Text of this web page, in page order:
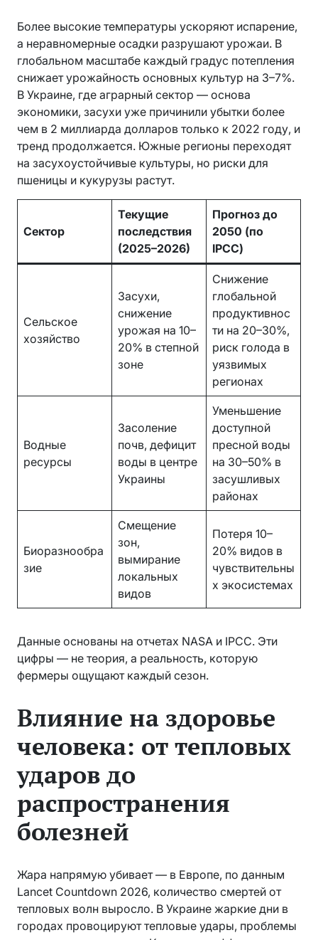
Более высокие температуры ускоряют испарение,
а неравномерные осадки разрушают урожаи. В
глобальном масштабе каждый градус потепления
снижает урожайность основных культур на 3–7%.
В Украине, где аграрный сектор — основа
экономики, засухи уже причинили убытки более
чем в 2 миллиарда долларов только к 2022 году, и
тренд продолжается. Южные регионы переходят
на засухоустойчивые культуры, но риски для
пшеницы и кукурузы растут.
Сектор
Текущие
последствия
(2025–2026)
Прогноз до
2050 (по
IPCC)
Сельское
хозяйство
Засухи,
снижение
урожая на 10–
20% в степной
зоне
Снижение
глобальной
продуктивнос
ти на 20–30%,
риск голода в
уязвимых
регионах
Водные
ресурсы
Засоление
почв, дефицит
воды в центре
Украины
Уменьшение
доступной
пресной воды
на 30–50% в
засушливых
районах
Биоразнообра
зие
Смещение
зон,
вымирание
локальных
видов
Потеря 10–
20% видов в
чувствительны
х экосистемах
Данные основаны на отчетах NASA и IPCC. Эти
цифры — не теория, а реальность, которую
фермеры ощущают каждый сезон.
Влияние на здоровье
человека: от тепловых
ударов до
распространения
болезней
Жара напрямую убивает — в Европе, по данным
Lancet Countdown 2026, количество смертей от
тепловых волн выросло. В Украине жаркие дни в
городах провоцируют тепловые удары, проблемы